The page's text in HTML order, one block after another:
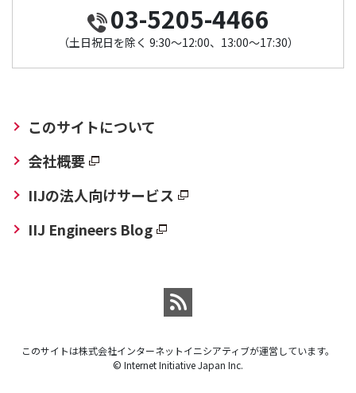
03-5205-4466
（土日祝日を除く 9:30～12:00、13:00～17:30）
このサイトについて
会社概要
IIJの法人向けサービス
IIJ Engineers Blog
このサイトは株式会社インターネットイニシアティブが運営しています。
© Internet Initiative Japan Inc.